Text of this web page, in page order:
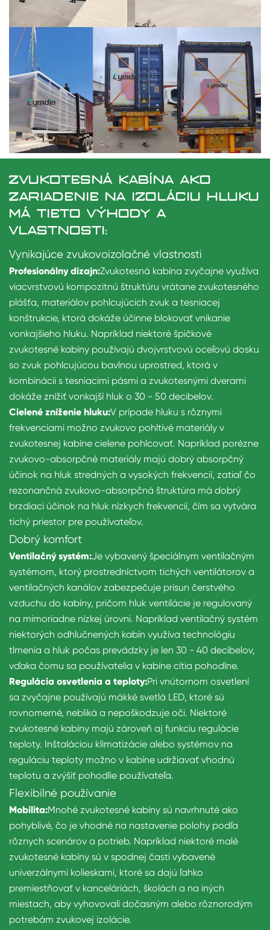
ZVUKOTESNÁ KABÍNA AKO
ZARIADENIE NA IZOLÁCIU HLUKU
MÁ TIETO VÝHODY A
VLASTNOSTI:
Vynikajúce zvukovoizolačné vlastnosti
Profesionálny dizajn:Zvukotesná kabína zvyčajne využíva
viacvrstvovú kompozitnú štruktúru vrátane zvukotesného
plášťa, materiálov pohlcujúcich zvuk a tesniacej
konštrukcie, ktorá dokáže účinne blokovať vnikanie
vonkajšieho hluku. Napríklad niektoré špičkové
zvukotesné kabíny používajú dvojvrstvovú oceľovú dosku
so zvuk pohlcujúcou bavlnou uprostred, ktorá v
kombinácii s tesniacimi pásmi a zvukotesnými dverami
dokáže znížiť vonkajší hluk o 30 - 50 decibelov.
Cielené zníženie hluku:V prípade hluku s rôznymi
frekvenciami možno zvukovo pohltivé materiály v
zvukotesnej kabíne cielene pohlcovať. Napríklad porézne
zvukovo-absorpčné materiály majú dobrý absorpčný
účinok na hluk stredných a vysokých frekvencií, zatiaľ čo
rezonančná zvukovo-absorpčná štruktúra má dobrý
brzdiaci účinok na hluk nízkych frekvencií, čím sa vytvára
tichý priestor pre používateľov.
Dobrý komfort
Ventilačný systém:Je vybavený špeciálnym ventilačným
systémom, ktorý prostredníctvom tichých ventilátorov a
ventilačných kanálov zabezpečuje prísun čerstvého
vzduchu do kabíny, pričom hluk ventilácie je regulovaný
na mimoriadne nízkej úrovni. Napríklad ventilačný systém
niektorých odhlučnených kabín využíva technológiu
tlmenia a hluk počas prevádzky je len 30 - 40 decibelov,
vďaka čomu sa používatelia v kabíne cítia pohodlne.
Regulácia osvetlenia a teploty:Pri vnútornom osvetlení
sa zvyčajne používajú mäkké svetlá LED, ktoré sú
rovnomerné, nebliká a nepoškodzuje oči. Niektoré
zvukotesné kabíny majú zároveň aj funkciu regulácie
teploty. Inštaláciou klimatizácie alebo systémov na
reguláciu teploty možno v kabíne udržiavať vhodnú
teplotu a zvýšiť pohodlie používateľa.
Flexibilné používanie
Mobilita:Mnohé zvukotesné kabíny sú navrhnuté ako
pohyblivé, čo je vhodné na nastavenie polohy podľa
rôznych scenárov a potrieb. Napríklad niektoré malé
zvukotesné kabíny sú v spodnej časti vybavené
univerzálnymi kolieskami, ktoré sa dajú ľahko
premiestňovať v kanceláriách, školách a na iných
miestach, aby vyhovovali dočasným alebo rôznorodým
potrebám zvukovej izolácie.